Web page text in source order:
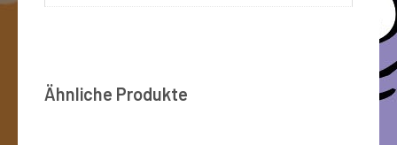
Ähnliche Produkte